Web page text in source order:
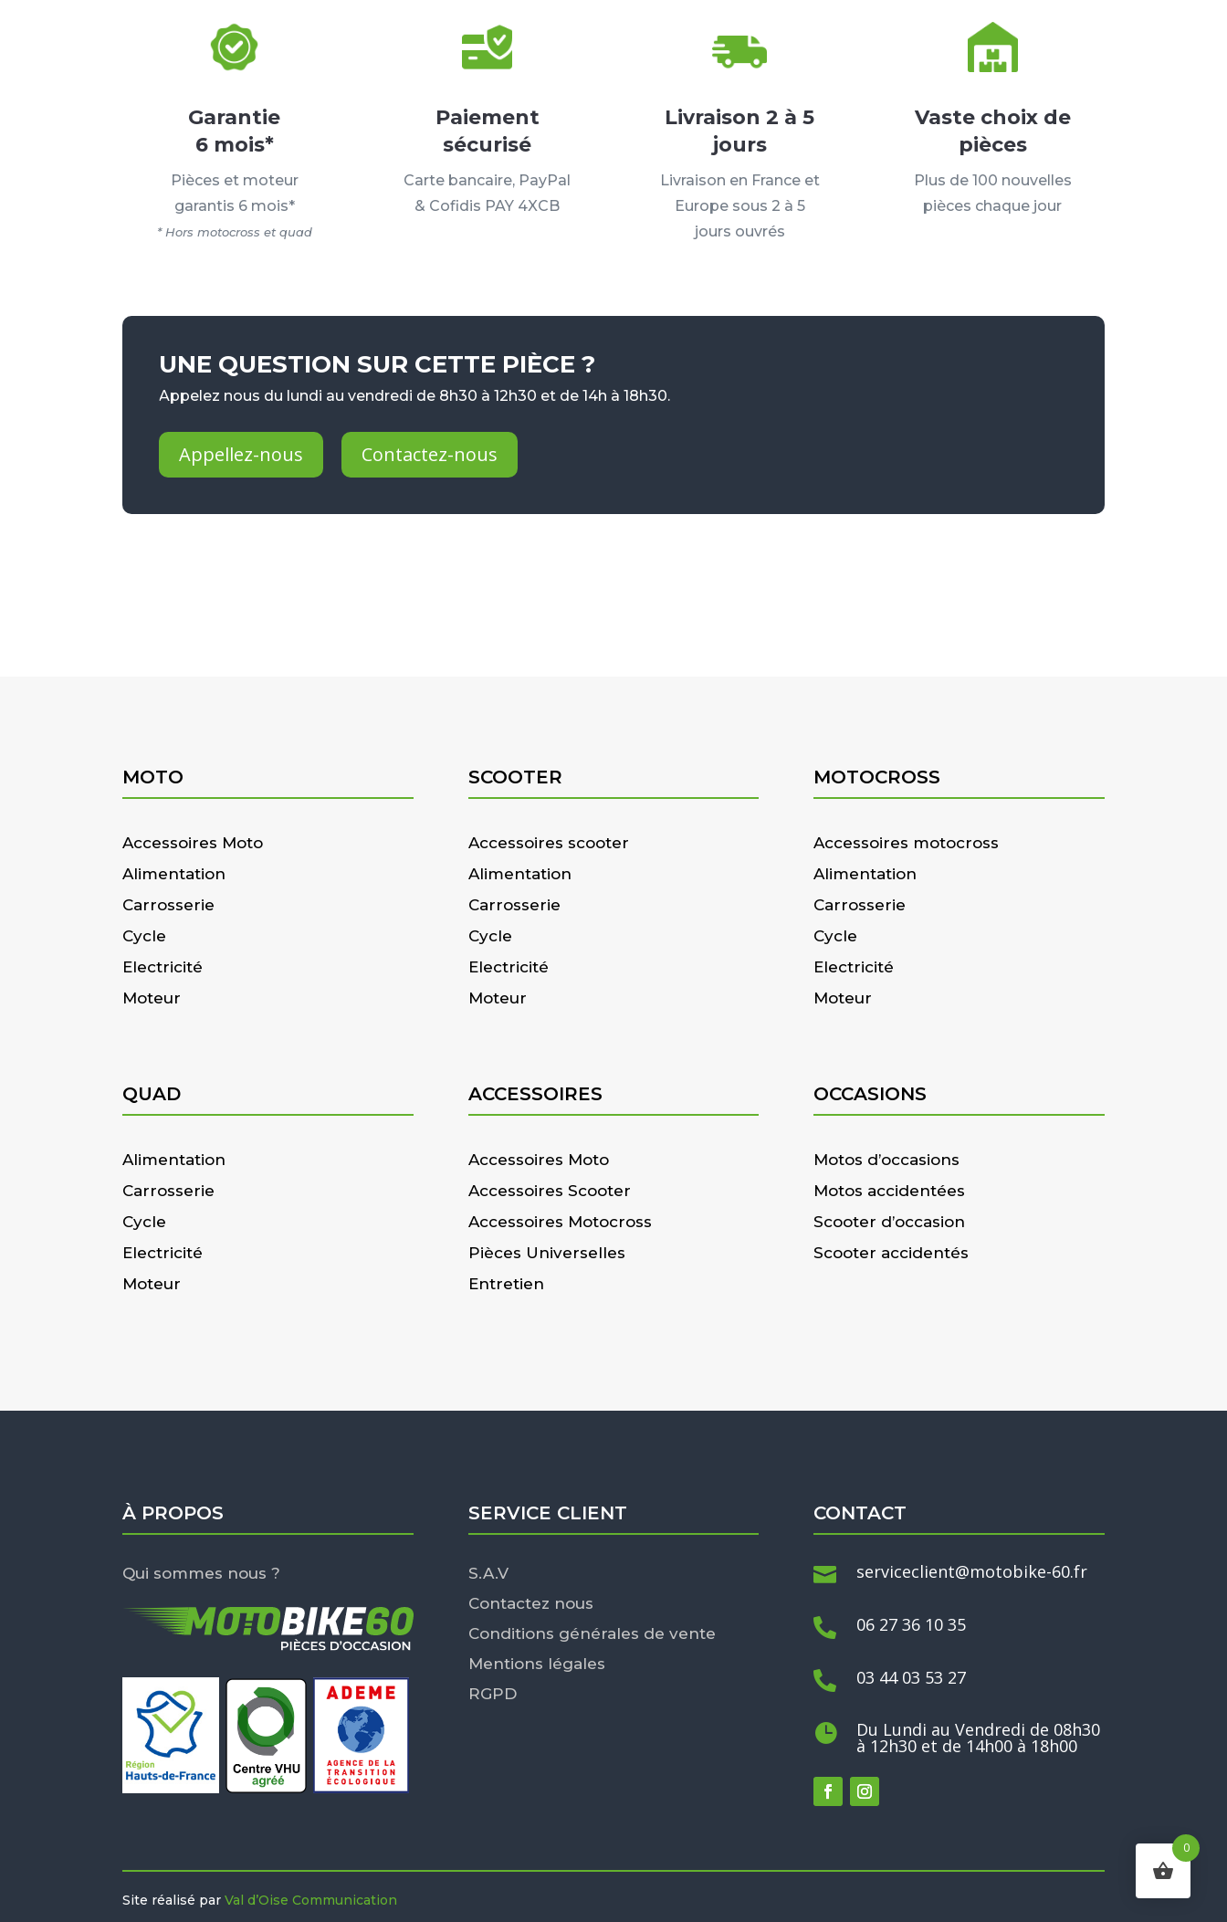
Garantie
6 mois*
Pièces et moteur
garantis 6 mois*
* Hors motocross et quad
Paiement
sécurisé
Carte bancaire, PayPal
& Cofidis PAY 4XCB
Livraison 2 à 5
jours
Livraison en France et
Europe sous 2 à 5
jours ouvrés
Vaste choix de
pièces
Plus de 100 nouvelles
pièces chaque jour
UNE QUESTION SUR CETTE PIÈCE ?
Appelez nous du lundi au vendredi de 8h30 à 12h30 et de 14h à 18h30.
Appellez-nous Contactez-nous
MOTO
Accessoires Moto
Alimentation
Carrosserie
Cycle
Electricité
Moteur
SCOOTER
Accessoires scooter
Alimentation
Carrosserie
Cycle
Electricité
Moteur
MOTOCROSS
Accessoires motocross
Alimentation
Carrosserie
Cycle
Electricité
Moteur
QUAD
Alimentation
Carrosserie
Cycle
Electricité
Moteur
ACCESSOIRES
Accessoires Moto
Accessoires Scooter
Accessoires Motocross
Pièces Universelles
Entretien
OCCASIONS
Motos d’occasions
Motos accidentées
Scooter d’occasion
Scooter accidentés
À PROPOS
Qui sommes nous ?
SERVICE CLIENT
S.A.V
Contactez nous
Conditions générales de vente
Mentions légales
RGPD
CONTACT
 serviceclient@motobike-60.fr
 06 27 36 10 35
 03 44 03 53 27
 Du Lundi au Vendredi de 08h30
à 12h30 et de 14h00 à 18h00
Site réalisé parVal d’Oise Communication
0